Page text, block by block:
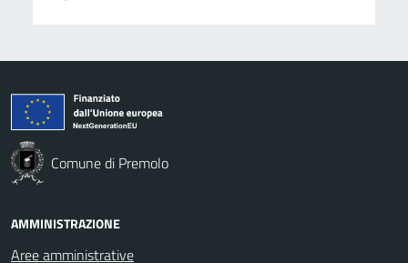
Comune di Premolo
AMMINISTRAZIONE
Aree amministrative